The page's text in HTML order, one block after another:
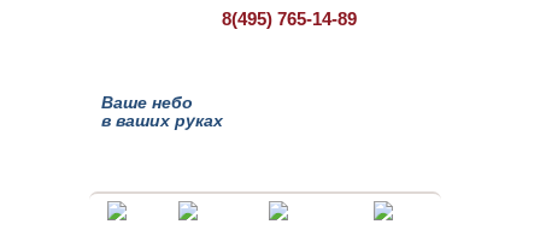
8(495) 765-14-89
Ваше небо
в ваших руках